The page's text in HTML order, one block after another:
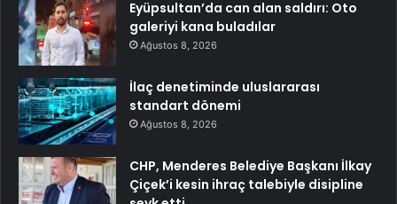
Eyüpsultan’da can alan saldırı: Oto
galeriyi kana buladılar
Ağustos 8, 2026
İlaç denetiminde uluslararası
standart dönemi
Ağustos 8, 2026
CHP, Menderes Belediye Başkanı İlkay
Çiçek’i kesin ihraç talebiyle disipline